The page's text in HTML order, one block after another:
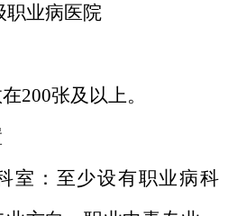
职业病医院
张及以上。
：至少设有职业病科